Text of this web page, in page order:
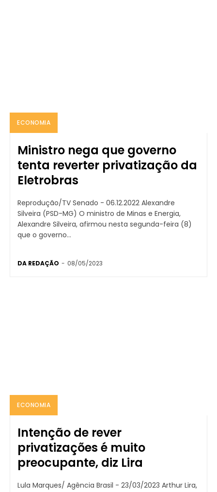
ECONOMIA
Ministro nega que governo
tenta reverter privatização da
Eletrobras
Reprodução/TV Senado - 06.12.2022 Alexandre
Silveira (PSD-MG) O ministro de Minas e Energia,
Alexandre Silveira, afirmou nesta segunda-feira (8)
que o governo...
DA REDAÇÃO - 08/05/2023
ECONOMIA
Intenção de rever
privatizações é muito
preocupante, diz Lira
Lula Marques/ Agência Brasil - 23/03/2023 Arthur Lira,